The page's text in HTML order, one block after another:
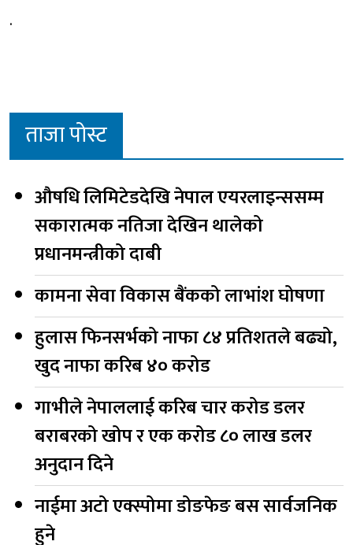
.
ताजा पोस्ट
औषधि लिमिटेडदेखि नेपाल एयरलाइन्ससम्म
सकारात्मक नतिजा देखिन थालेको
प्रधानमन्त्रीको दाबी
कामना सेवा विकास बैंकको लाभांश घोषणा
हुलास फिनसर्भको नाफा ८४ प्रतिशतले बढ्यो,
खुद नाफा करिब ४० करोड
गाभीले नेपाललाई करिब चार करोड डलर
बराबरको खोप र एक करोड ८० लाख डलर
अनुदान दिने
नाईमा अटो एक्स्पोमा डोङफेङ बस सार्वजनिक
हुने